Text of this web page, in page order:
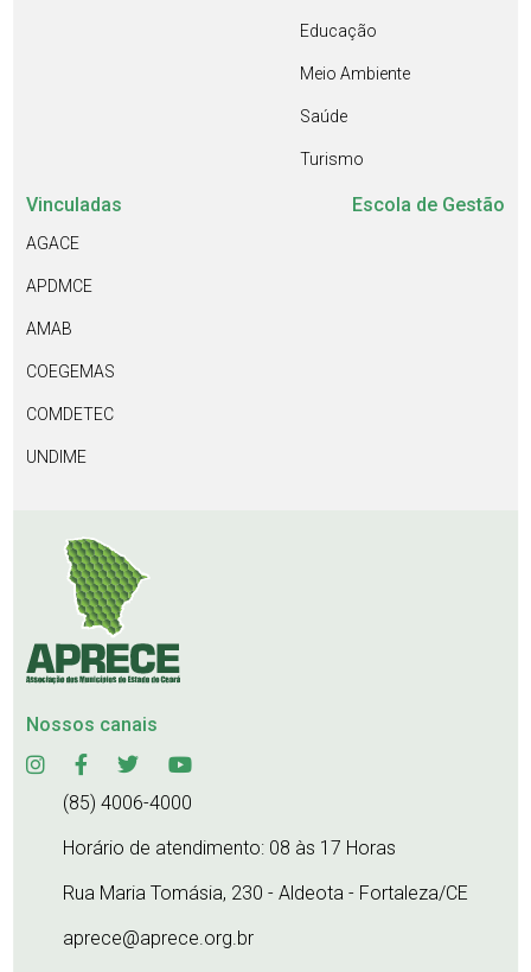
Educação
Meio Ambiente
Saúde
Turismo
Vinculadas
AGACE
APDMCE
AMAB
COEGEMAS
COMDETEC
UNDIME
Escola de Gestão
Nossos canais
(85) 4006-4000
Horário de atendimento: 08 às 17 Horas
Rua Maria Tomásia, 230 - Aldeota - Fortaleza/CE
aprece@aprece.org.br